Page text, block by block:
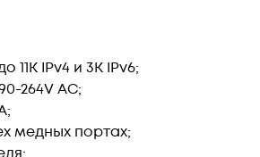
IPv4 и 3K IPv6;
264V AC;
медных портах;